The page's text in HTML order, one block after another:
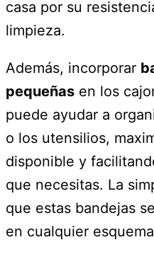
casa por su
limpieza.
Además, incorporar
pequeñas en los
puede ayudar a
o los utensilios,
disponible y
que necesitas. La
que estas bandejas
en cualquier